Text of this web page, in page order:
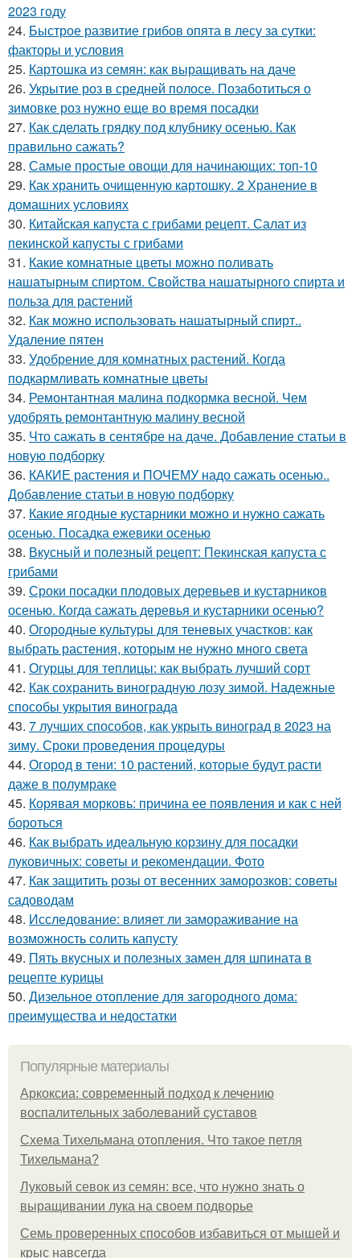
2023 году
24. Быстрое развитие грибов опята в лесу за сутки:
факторы и условия
25. Картошка из семян: как выращивать на даче
26. Укрытие роз в средней полосе. Позаботиться о
зимовке роз нужно еще во время посадки
27. Как сделать грядку под клубнику осенью. Как
правильно сажать?
28. Самые простые овощи для начинающих: топ-10
29. Как хранить очищенную картошку. 2 Хранение в
домашних условиях
30. Китайская капуста с грибами рецепт. Салат из
пекинской капусты с грибами
31. Какие комнатные цветы можно поливать
нашатырным спиртом. Свойства нашатырного спирта и
польза для растений
32. Как можно использовать нашатырный спирт..
Удаление пятен
33. Удобрение для комнатных растений. Когда
подкармливать комнатные цветы
34. Ремонтантная малина подкормка весной. Чем
удобрять ремонтантную малину весной
35. Что сажать в сентябре на даче. Добавление статьи в
новую подборку
36. КАКИЕ растения и ПОЧЕМУ надо сажать осенью..
Добавление статьи в новую подборку
37. Какие ягодные кустарники можно и нужно сажать
осенью. Посадка ежевики осенью
38. Вкусный и полезный рецепт: Пекинская капуста с
грибами
39. Сроки посадки плодовых деревьев и кустарников
осенью. Когда сажать деревья и кустарники осенью?
40. Огородные культуры для теневых участков: как
выбрать растения, которым не нужно много света
41. Огурцы для теплицы: как выбрать лучший сорт
42. Как сохранить виноградную лозу зимой. Надежные
способы укрытия винограда
43. 7 лучших способов, как укрыть виноград в 2023 на
зиму. Сроки проведения процедуры
44. Огород в тени: 10 растений, которые будут расти
даже в полумраке
45. Корявая морковь: причина ее появления и как с ней
бороться
46. Как выбрать идеальную корзину для посадки
луковичных: советы и рекомендации. Фото
47. Как защитить розы от весенних заморозков: советы
садоводам
48. Исследование: влияет ли замораживание на
возможность солить капусту
49. Пять вкусных и полезных замен для шпината в
рецепте курицы
50. Дизельное отопление для загородного дома:
преимущества и недостатки
Популярные материалы
Аркоксиа: современный подход к лечению
воспалительных заболеваний суставов
Схема Тихельмана отопления. Что такое петля
Тихельмана?
Луковый севок из семян: все, что нужно знать о
выращивании лука на своем подворье
Семь проверенных способов избавиться от мышей и
крыс навсегда